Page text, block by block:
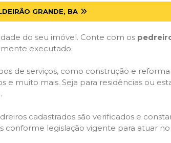
GRANDE, BA
do seu imóvel. Conte com os
executado.
de serviços, como construção e
e muito mais. Seja para residências ou
cadastrados são verificados e
conforme legislação vigente para atuar